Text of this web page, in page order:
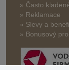
» Často
» Reklamace
» Slevy a
» Bonusový